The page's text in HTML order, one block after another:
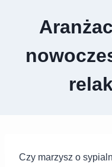
Czy marzysz o